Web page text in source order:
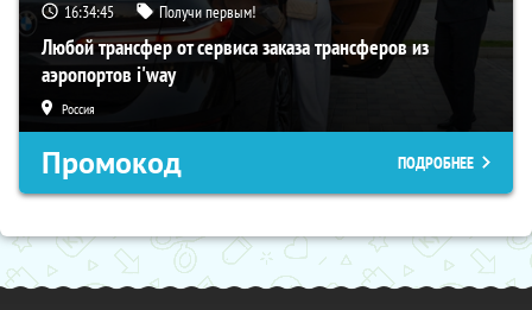
16:34:44 Получи первым!
Любой трансфер от сервиса заказа трансферов из
аэропортов i'way
Россия
Промокод ПОДРОБНЕЕ